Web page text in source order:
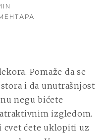
UZGAJANJE
Pomaže da se
i da unutrašnjost
negu bićete
izgledom.
cvet ćete uklopiti uz